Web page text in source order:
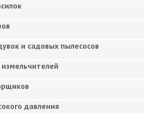
и садовых пылесосов
давления